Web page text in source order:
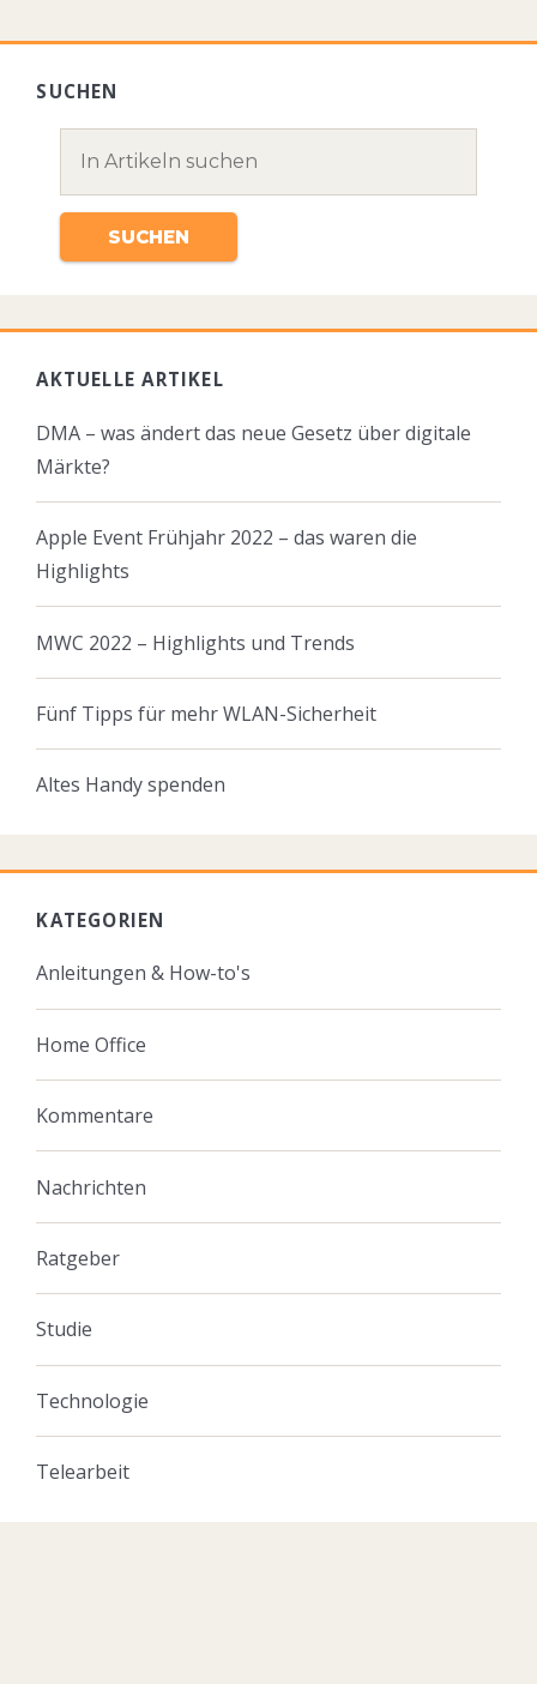
SUCHEN
AKTUELLE ARTIKEL
DMA – was ändert das neue Gesetz über digitale
Märkte?
Apple Event Frühjahr 2022 – das waren die
Highlights
MWC 2022 – Highlights und Trends
Fünf Tipps für mehr WLAN-Sicherheit
Altes Handy spenden
KATEGORIEN
Anleitungen & How-to's
Home Office
Kommentare
Nachrichten
Ratgeber
Studie
Technologie
Telearbeit